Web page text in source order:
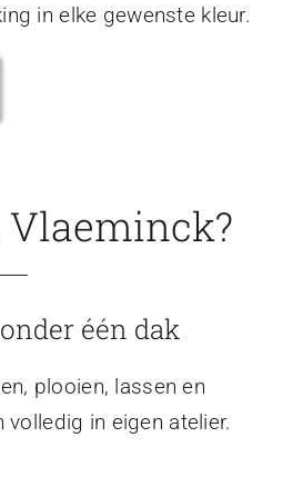
in elke gewenste kleur.
één dak
plooien, lassen en
volledig in eigen atelier.